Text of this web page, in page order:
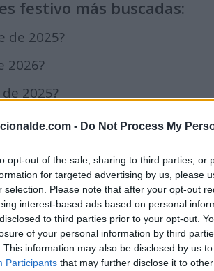
- Do Not Process My
opt-out of the sale, sharing to third parties, or
for targeted advertising by us, please
selection. Please note that after your opt-out
interest-based ads based on personal
to third parties prior to your opt-out.
of your personal information by third
This information may also be disclosed by us
Participants that may further disclose it to
festivo más buscadas:
de 2025?
2026?
2025?
2026?
2024?
2023?
2026?
2024?